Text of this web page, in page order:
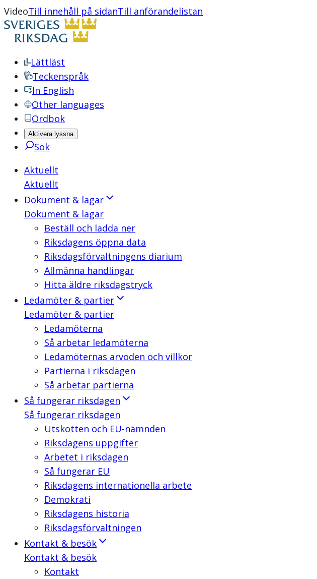
VideoTill innehåll på sidanTill anförandelistan
Lättläst
Teckenspråk
In English
Other languages
Ordbok
Aktivera lyssna
Sök
Aktuellt
Aktuellt
Dokument & lagar
Dokument & lagar
Beställ och ladda ner
Riksdagens öppna data
Riksdagsförvaltningens diarium
Allmänna handlingar
Hitta äldre riksdagstryck
Ledamöter & partier
Ledamöter & partier
Ledamöterna
Så arbetar ledamöterna
Ledamöternas arvoden och villkor
Partierna i riksdagen
Så arbetar partierna
Så fungerar riksdagen
Så fungerar riksdagen
Utskotten och EU-nämnden
Riksdagens uppgifter
Arbetet i riksdagen
Så fungerar EU
Riksdagens internationella arbete
Demokrati
Riksdagens historia
Riksdagsförvaltningen
Kontakt & besök
Kontakt & besök
Kontakt